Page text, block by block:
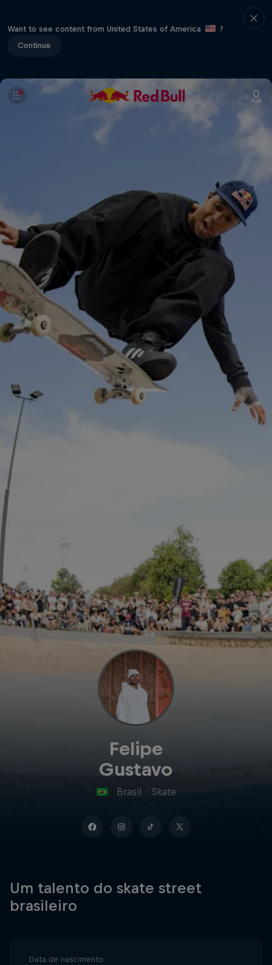
Want to see content from United States of America
?
Continue
Felipe
Gustavo
Brasil · Skate
Um talento do skate street
brasileiro
Data de nascimento